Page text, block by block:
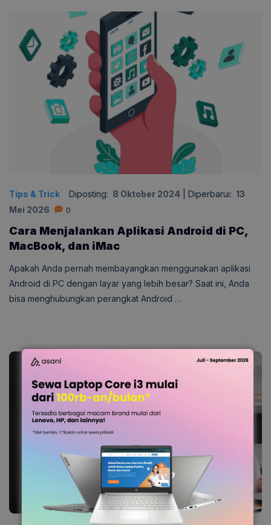
Tips & Trick Diposting: 8 Oktober 2024 Diperbarui: 13
Mei 2026
0
Cara Menjalankan Aplikasi Android di PC,
MacBook, dan iMac
Apakah Anda pernah membayangkan menggunakan aplikasi
Android di PC dengan layar yang lebih besar? Saat ini, Anda
bisa menghubungkan perangkat Android …